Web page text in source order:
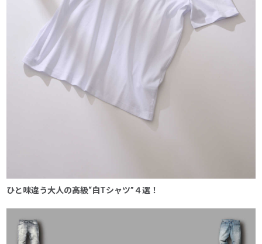
ひと味違う大人の高級“白Tシャツ”４選！